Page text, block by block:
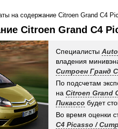
на содержание Citroen Grand C4
Citroen Grand C4
Специалисты
владения
Ситроен Гранд
По подсчетам
на Citroen Grand
Пикассо будет
Во время оценки
C4 Picasso /